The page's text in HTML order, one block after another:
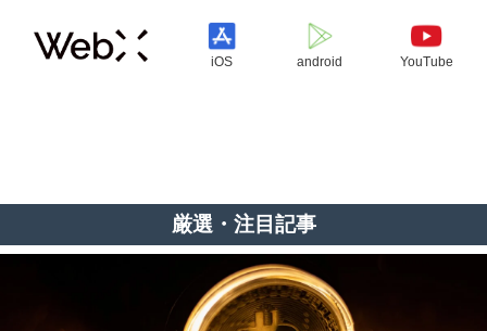
iOS android YouTube
厳選・注目記事